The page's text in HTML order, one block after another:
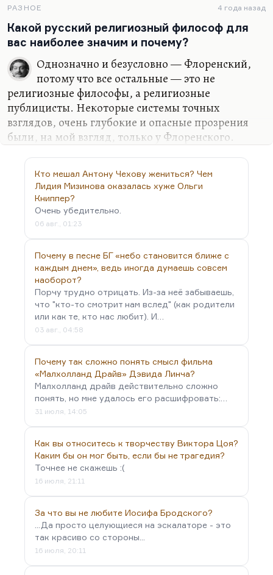
писателем, замечательным мемуаристом, но
говорить о влиянии Бердяева или Ильина
достаточно сложно, потому что ведь русское
философствование — это ведь не строгая наука.
Это ведь не то, что Гуссерль культивирует. Это в
значительной степени растекание мыслью по
древу. Уж Розанов, например, умерший в России,
— совсем не…
РАЗНОЕ 4 года назад
Какой русский религиозный философ для
вас наиболее значим и почему?
Однозначно и безусловно — Флоренский,
потому что все остальные — это не
религиозные философы, а религиозные
публицисты. Некоторые системы точных
взглядов, очень глубокие и опасные прозрения
были, на мой взгляд, только у Флоренского.
философом, это тоже публицист, очень
качественный. Я не беру сейчас строго научные
его работы (гегелианские и так далее), я беру
именно «О сопротивлении злу силою».
Кто мешал Антону Чехову жениться? Чем
Лидия Мизинова оказалась хуже Ольги
Книппер?
Очень убедительно.
06 авг., 01:23
Почему в песне БГ «небо становится ближе с
каждым днем», ведь иногда думаешь совсем
наоборот?
Порчу трудно отрицать. Из-за неё забываешь,
что "кто-то смотрит нам вслед" (как родители
или как те, кто нас любит). И…
03 авг., 04:58
Почему так сложно понять смысл фильма
«Малхолланд Драйв» Дэвида Линча?
Малхолланд драйв действительно сложно
понять, но мне удалось его расшифровать:…
31 июля, 14:05
Как вы относитесь к творчеству Виктора Цоя?
Каким бы он мог быть, если бы не трагедия?
Точнее не скажешь :(
16 июля, 21:11
За что вы не любите Иосифа Бродского?
...Да просто целующиеся на эскалаторе - это
так красиво со стороны...
16 июля, 20:11